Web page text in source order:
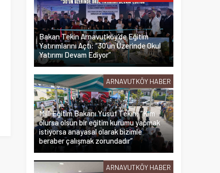
Bakan Tekin Arnavutköy’de Eğitim
Yatırımlarını Açtı: “30’un Üzerinde Okul
Yatırımı Devam Ediyor”
ARNAVUTKÖY HABER
Milli Eğitim Bakanı Yusuf Tekin: “Kim
olursa olsun bir eğitim kurumu yapmak
istiyorsa anayasal olarak bizimle
beraber çalışmak zorundadır”
ARNAVUTKÖY HABER